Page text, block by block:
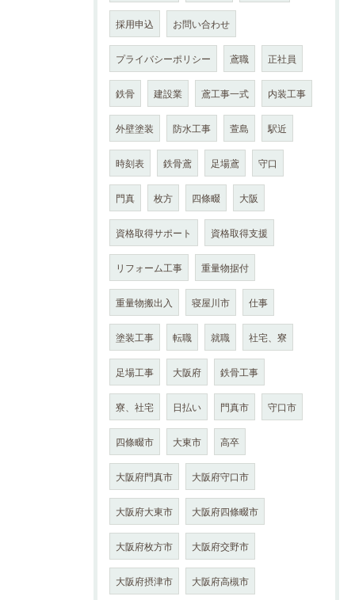
採用申込 お問い合わせ
プライバシーポリシー 鳶職 正社員
鉄骨 建設業 鳶工事一式 内装工事
外壁塗装 防水工事 萱島 駅近
時刻表 鉄骨鳶 足場鳶 守口
門真 枚方 四條畷 大阪
資格取得サポート 資格取得支援
リフォーム工事 重量物据付
重量物搬出入 寝屋川市 仕事
塗装工事 転職 就職 社宅、寮
足場工事 大阪府 鉄骨工事
寮、社宅 日払い 門真市 守口市
四條畷市 大東市 高卒
大阪府門真市 大阪府守口市
大阪府大東市 大阪府四條畷市
大阪府枚方市 大阪府交野市
大阪府摂津市 大阪府高槻市